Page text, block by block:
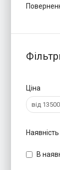
Ціна
Наявність
В